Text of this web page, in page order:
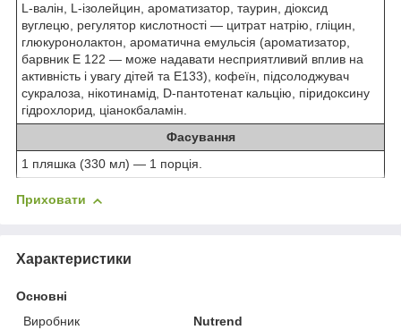
L-валін, L-ізолейцин, ароматизатор, таурин, діоксид
вуглецю, регулятор кислотності — цитрат натрію, гліцин,
глюкуронолактон, ароматична емульсія (ароматизатор,
барвник Е 122 — може надавати несприятливий вплив на
активність і увагу дітей та Е133), кофеїн, підсолоджувач
сукралоза, нікотинамід, D-пантотенат кальцію, піридоксину
гідрохлорид, ціанокбаламін.
Фасування
1 пляшка (330 мл) — 1 порція.
Приховати
Характеристики
Основні
Виробник
Nutrend